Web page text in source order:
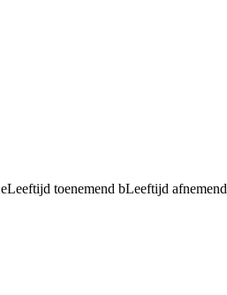
eLeeftijd toenemend bLeeftijd afnemend